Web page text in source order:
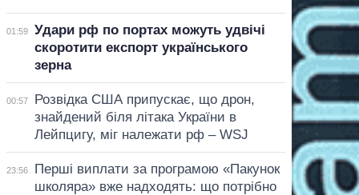
01:59
Удари рф по портах можуть удвічі
скоротити експорт українського
зерна
00:57
Розвідка США припускає, що дрон,
знайдений біля літака України в
Лейпцигу, міг належати рф – WSJ
23:56
Перші виплати за програмою «Пакунок
школяра» вже надходять: що потрібно